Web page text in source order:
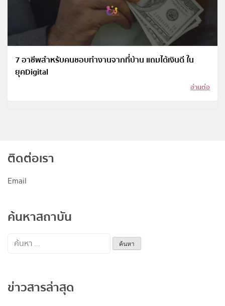
7 อาชีพสำหรับคนชอบทำงานจากที่บ้าน แถมได้เงินดี ใน
ยุคDigital
อ่านต่อ
ติดต่อเรา
Email
ค้นหาสถาบัน
ค้นหา
ข่าวสารล่าสุด